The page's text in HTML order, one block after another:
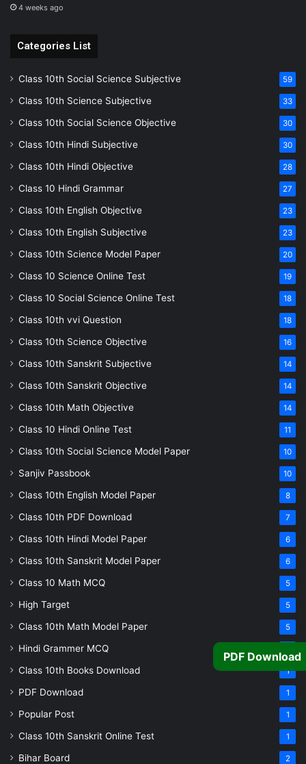
4 weeks ago
Categories List
Class 10th Social Science Subjective 59
Class 10th Science Subjective 33
Class 10th Social Science Objective 30
Class 10th Hindi Subjective 30
Class 10th Hindi Objective 28
Class 10 Hindi Grammar 27
Class 10th English Objective 23
Class 10th English Subjective 23
Class 10th Science Model Paper 20
Class 10 Science Online Test 19
Class 10 Social Science Online Test 18
Class 10th vvi Question 18
Class 10th Science Objective 16
Class 10th Sanskrit Subjective 14
Class 10th Sanskrit Objective 14
Class 10th Math Objective 14
Class 10 Hindi Online Test 11
Class 10th Social Science Model Paper 10
Sanjiv Passbook 10
Class 10th English Model Paper 8
Class 10th PDF Download 7
Class 10th Hindi Model Paper 6
Class 10th Sanskrit Model Paper 6
Class 10 Math MCQ 5
High Target 5
Class 10th Math Model Paper 5
Hindi Grammer MCQ
Class 10th Books Download 1
PDF Download 1
Popular Post 1
Class 10th Sanskrit Online Test 1
Bihar Board 2
PDF Download